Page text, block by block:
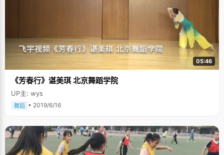
05:46
《芳春行》谌美琪 北京舞蹈学院
UP主: wys
舞蹈 • 2019/6/16